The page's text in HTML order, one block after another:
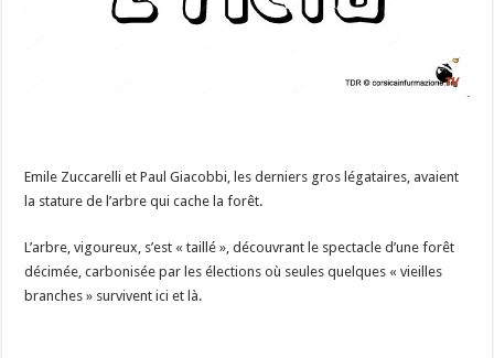
Emile Zuccarelli et Paul Giacobbi, les derniers gros légataires, avaient
la stature de l’arbre qui cache la forêt.
L’arbre, vigoureux, s’est « taillé », découvrant le spectacle d’une forêt
décimée, carbonisée par les élections où seules quelques « vieilles
branches » survivent ici et là.